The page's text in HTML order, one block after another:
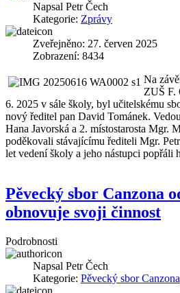
Napsal Petr Čech
Kategorie: Zprávy
Zveřejněno: 27. červen 2025
Zobrazení: 8434
Na
ZUŠ F.
6. 2025 v sále školy, byl učitelskému
nový ředitel pan David Tománek.
Hana Javorská a 2. místostarosta Mgr.
poděkovali stávajícímu řediteli Mgr.
let vedení školy a jeho nástupci popřáli
Pěvecký sbor Canzona
obnovuje svoji činnost
Podrobnosti
Napsal Petr Čech
Kategorie: Pěvecký sbor Canzona